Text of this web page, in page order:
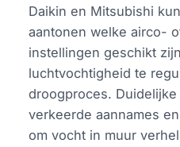
Daikin en Mitsubishi
aantonen welke airco-
instellingen geschikt
luchtvochtigheid te
droogproces.
verkeerde aannames
om vocht in muur